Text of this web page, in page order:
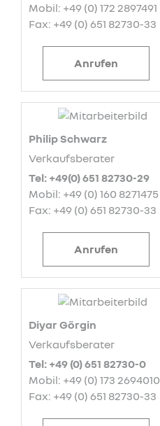
Mobil: +49 (0) 172 2897491
Fax: +49 (0) 651 82730-33
Anrufen
Philip Schwarz
Verkaufsberater
Tel: +49(0) 651 82730-29
Mobil: +49 (0) 160 8271475
Fax: +49 (0) 651 82730-33
Anrufen
Diyar Görgin
Verkaufsberater
Tel: +49 (0) 651 82730-0
Mobil: +49 (0) 173 2694010
Fax: +49 (0) 651 82730-33